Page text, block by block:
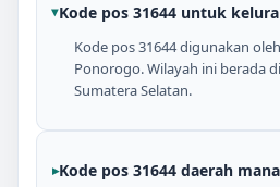
Kode pos 31644 untuk
Kode pos 31644 digunakan
Ponorogo. Wilayah ini berada
Sumatera Selatan.
Kode pos 31644 daerah